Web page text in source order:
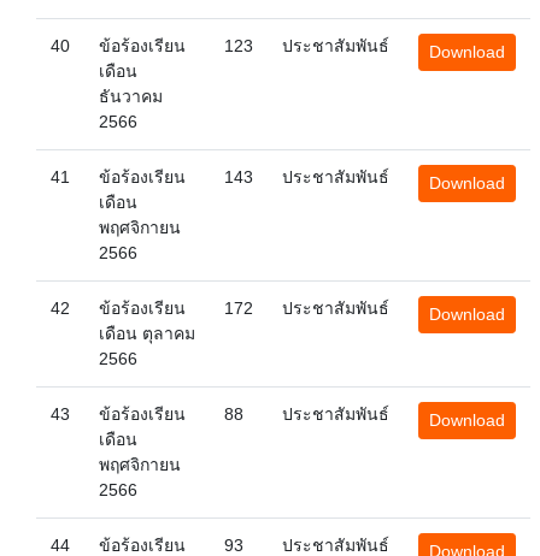
40
ข้อร้องเรียน
เดือน
ธันวาคม
2566
123 ประชาสัมพันธ์ Download
41
ข้อร้องเรียน
เดือน
พฤศจิกายน
2566
143 ประชาสัมพันธ์ Download
42
ข้อร้องเรียน
เดือน ตุลาคม
2566
172 ประชาสัมพันธ์ Download
43
ข้อร้องเรียน
เดือน
พฤศจิกายน
2566
88 ประชาสัมพันธ์ Download
44
ข้อร้องเรียน
93 ประชาสัมพันธ์ Download